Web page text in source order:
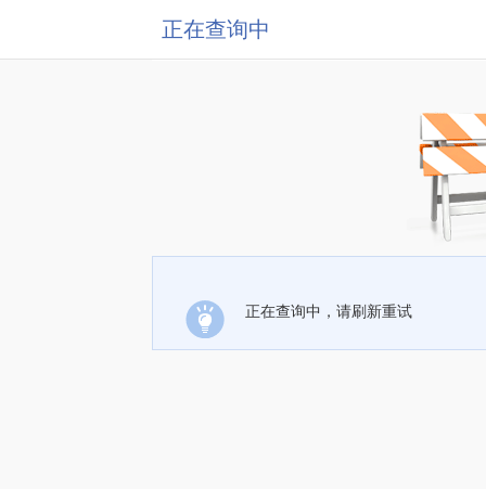
正在查询中
正在查询中，请刷新重试